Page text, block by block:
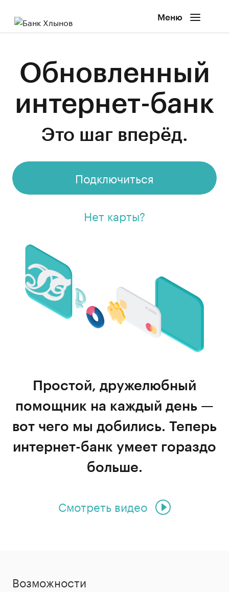
Меню
Обновленный
интернет-банк
Это шаг вперёд.
Подключиться
Нет карты?
Простой, дружелюбный
помощник на каждый день —
вот чего мы добились. Теперь
интернет-банк умеет гораздо
больше.
Смотреть видео
Возможности